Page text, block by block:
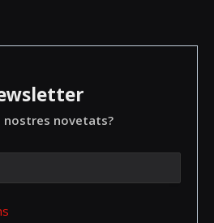
nostres novetats?